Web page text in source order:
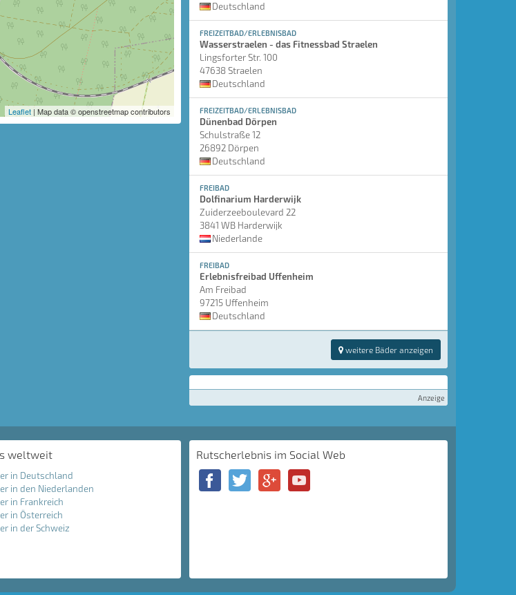
Leaflet | Map data © openstreetmap contributors
Deutschland
FREIZEITBAD/ERLEBNISBAD
Wasserstraelen - das Fitnessbad Straelen
Lingsforter Str. 100
47638 Straelen
Deutschland
FREIZEITBAD/ERLEBNISBAD
Dünenbad Dörpen
Schulstraße 12
26892 Dörpen
Deutschland
FREIBAD
Dolfinarium Harderwijk
Zuiderzeeboulevard 22
3841 WB Harderwijk
Niederlande
FREIBAD
Erlebnisfreibad Uffenheim
Am Freibad
97215 Uffenheim
Deutschland
weitere Bäder anzeigen
Anzeige
weltweit
in Deutschland
in den Niederlanden
in Frankreich
in Österreich
in der Schweiz
Rutscherlebnis im Social Web